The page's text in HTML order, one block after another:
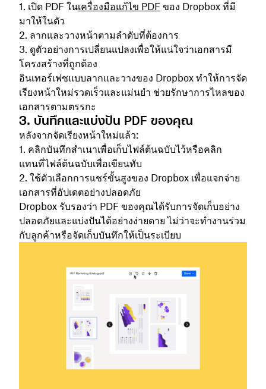
เปิด PDF ในเครื่องมือแก้ไข PDF ของ Dropbox ที่มี
มาให้ในตัว
ลากและวางหน้าตามลำดับที่ต้องการ
ดูตัวอย่างการเปลี่ยนแปลงเพื่อให้แน่ใจว่าเอกสารมี
โครงสร้างที่ถูกต้อง
อินเทอร์เฟซแบบลากและวางของ Dropbox ทำให้การจัด
เรียงหน้าใหม่รวดเร็วและแม่นยำ ช่วยรักษาการไหลของ
เอกสารตามตรรกะ
3. บันทึกและแบ่งปัน PDF ของคุณ
หลังจากจัดเรียงหน้าใหม่แล้ว:
คลิกบันทึกสำเนาเพื่อเก็บไฟล์ต้นฉบับไว้หรือคลิก
แทนที่ไฟล์ต้นฉบับเพื่อเขียนทับ
ใช้ตัวเลือกการแชร์ขั้นสูงของ Dropbox เพื่อแจกจ่าย
เอกสารที่อัปเดตอย่างปลอดภัย
Dropbox รับรองว่า PDF ของคุณได้รับการจัดเก็บอย่าง
ปลอดภัยและแบ่งปันได้อย่างง่ายดาย ไม่ว่าจะทำงานร่วม
กับลูกค้าหรือจัดเก็บบันทึกให้เป็นระเบียบ